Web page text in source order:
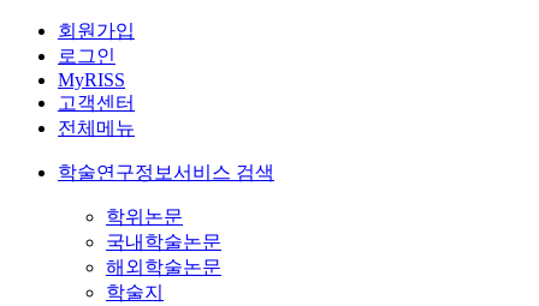
회원가입
로그인
MyRISS
고객센터
전체메뉴
학술연구정보서비스 검색
학위논문
국내학술논문
해외학술논문
학술지